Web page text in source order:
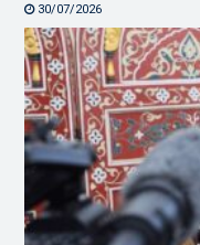
30/07/2026